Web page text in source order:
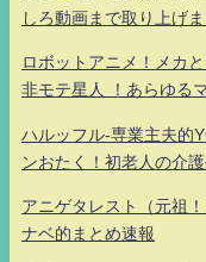
しろ動画まで取り上げ
ロボットアニメ！メカ
非モテ星人 ！あらゆる
ハルッフル-専業主夫的
ンおたく！初老人の介
アニゲタレスト（元祖
ナベ的まとめ速報